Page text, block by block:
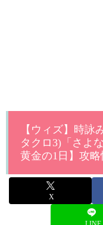
【ウィズ】時詠
タクロ3)「さよ
黄金の1日】攻略
X